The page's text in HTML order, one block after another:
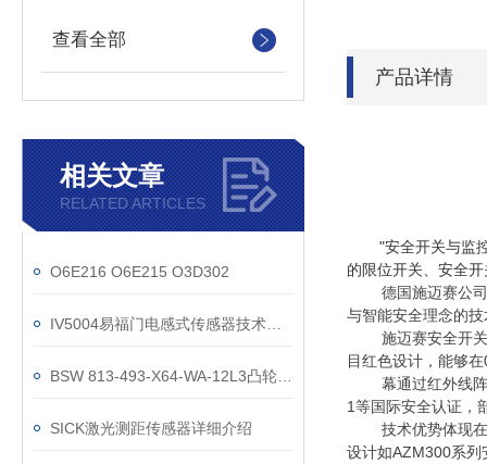
查看全部
相关文章
RELATED ARTICLES
O6E216 O6E215 O3D302
SICK激光测距传感器详细介绍
产品详情
"安全开关与监
的限位开关、安全
德国施迈赛公
与智能安全理念的
施迈赛安全开
目红色设计，能够
幕通过红外线
1等国际安全认证，
技术优势体现
设计如AZM300系列